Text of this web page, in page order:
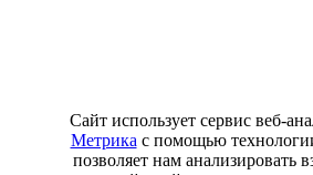
Сайт использует сервис веб-
Метрика с помощью
позволяет нам анализировать